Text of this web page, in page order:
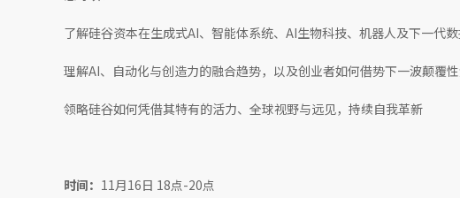
了解硅谷资本在生成式AI、智能体系统、AI生物科技、机器人及下一代
理解AI、自动化与创造力的融合趋势，以及创业者如何借势下一波颠覆
领略硅谷如何凭借其特有的活力、全球视野与远见，持续自我革新
时间： 11月16日 18点-20点